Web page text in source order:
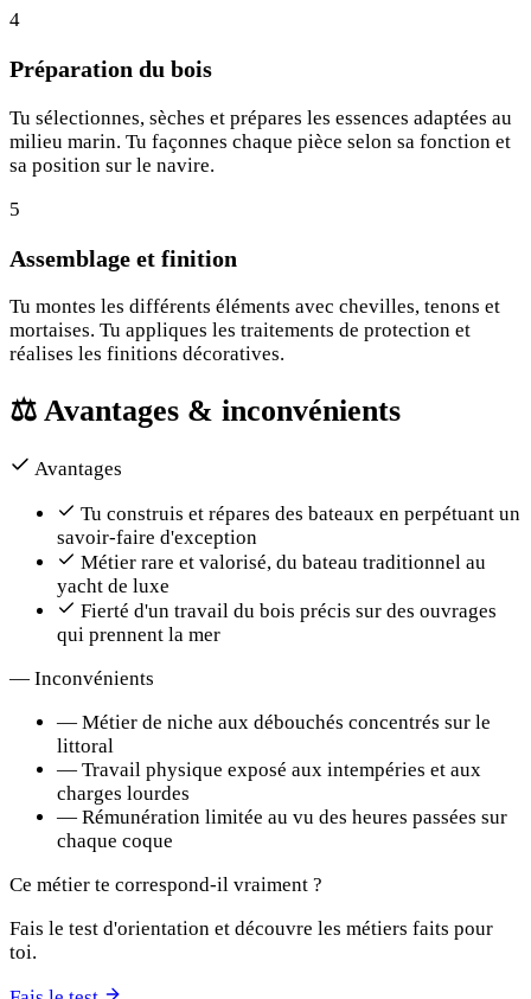
4
Préparation du bois
Tu sélectionnes, sèches et prépares les essences adaptées au
milieu marin. Tu façonnes chaque pièce selon sa fonction et
sa position sur le navire.
5
Assemblage et finition
Tu montes les différents éléments avec chevilles, tenons et
mortaises. Tu appliques les traitements de protection et
réalises les finitions décoratives.
⚖️ Avantages & inconvénients
Avantages
Tu construis et répares des bateaux en perpétuant un
savoir-faire d'exception
Métier rare et valorisé, du bateau traditionnel au
yacht de luxe
Fierté d'un travail du bois précis sur des ouvrages
qui prennent la mer
— Inconvénients
— Métier de niche aux débouchés concentrés sur le
littoral
— Travail physique exposé aux intempéries et aux
charges lourdes
— Rémunération limitée au vu des heures passées sur
chaque coque
Ce métier te correspond-il vraiment ?
Fais le test d'orientation et découvre les métiers faits pour
toi.